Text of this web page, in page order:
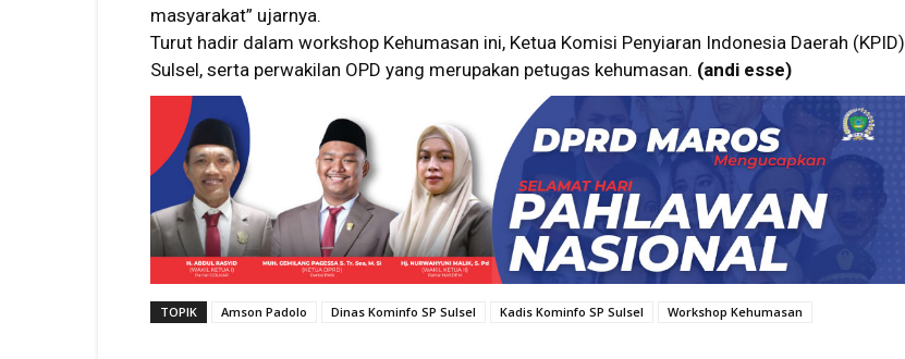
masyarakat” ujarnya.
Turut hadir dalam workshop Kehumasan ini, Ketua Komisi Penyiaran Indonesia Daerah (KPID)
Sulsel, serta perwakilan OPD yang merupakan petugas kehumasan. (andi esse)
TOPIK Amson Padolo Dinas Kominfo SP Sulsel Kadis Kominfo SP Sulsel Workshop Kehumasan